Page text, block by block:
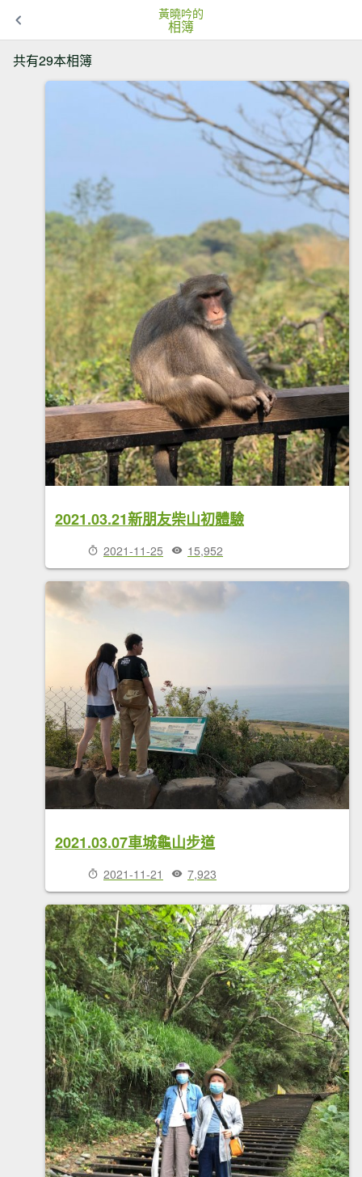
黃曉吟的
相簿
共有29本相簿
2021.03.21新朋友柴山初體驗
2021-11-25 15,952
2021.03.07車城龜山步道
2021-11-21 7,923